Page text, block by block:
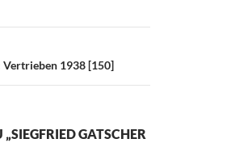
Vertrieben 1938 [150]
GATSCHER